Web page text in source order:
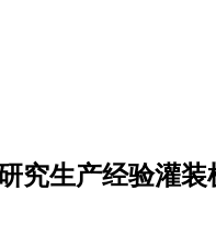
究生产经验灌装